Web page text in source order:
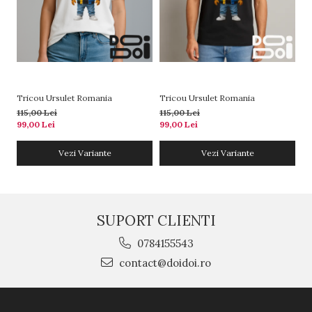
Tricou Ursulet Romania
115,00 Lei
99,00 Lei
Vezi Variante
Tricou Ursulet Romania
115,00 Lei
99,00 Lei
Vezi Variante
SUPORT CLIENTI
0784155543
contact@doidoi.ro